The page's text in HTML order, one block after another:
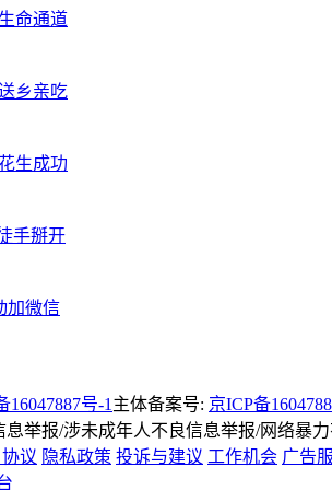
命通道
乡亲吃
生成功
手掰开
加微信
16047887号-1 主体备案号: 京ICP备
举报/涉未成年人不良信息举报/网络暴
议 隐私政策 投诉与建议 工作机会 广告